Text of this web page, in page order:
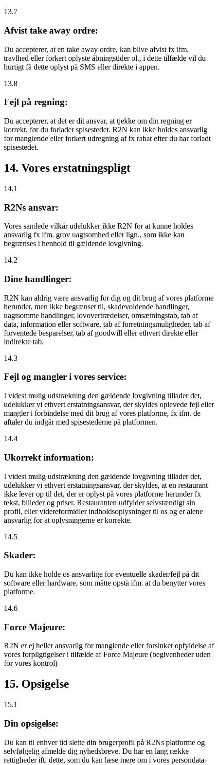
13.7
Afvist take away ordre:
Du accepterer, at en take away ordre, kan blive afvist fx ifm.
travlhed eller forkert oplyste åbningstider ol., i dette tilfælde vil du
hurtigt få dette oplyst på SMS eller direkte i appen.
13.8
Fejl på regning:
Du accepterer, at det er dit ansvar, at tjekke om din regning er
korrekt, førdu forlader spisestedet. R2N kan ikke holdes ansvarlig
for manglende eller forkert udregning af fx rabat efter du har forladt
spisestedet.
14. Vores erstatningspligt
14.1
R2Ns ansvar:
Vores samlede vilkår udelukker ikke R2N for at kunne holdes
ansvarlig fx ifm. grov uagtsomhed eller lign., som ikke kan
begrænses i henhold til gældende lovgivning.
14.2
Dine handlinger:
R2N kan aldrig være ansvarlig for dig og dit brug af vores platforme
herunder, men ikke begrænset til, skadevoldende handlinger,
uagtsomme handlinger, lovovertrædelser, omsætningstab, tab af
data, information eller software, tab af forretningsmuligheder, tab af
forventede besparelser, tab af goodwill eller ethvert direkte eller
indirekte tab.
14.3
Fejl og mangler i vores service:
I videst mulig udstrækning den gældende lovgivning tillader det,
udelukker vi ethvert erstatningsansvar, der skyldes oplevede fejl eller
mangler i forbindelse med dit brug af vores platforme, fx ifm. de
aftaler du indgår med spisestederne på platformen.
14.4
Ukorrekt information:
I videst mulig udstrækning den gældende lovgivning tillader det,
udelukker vi ethvert erstatningsansvar, der skyldes, at en restaurant
ikke lever op til det, der er oplyst på vores platforme herunder fx
tekst, billeder og priser. Restauranten udfylder selvstændigt sin
profil, eller videreformidler indholdsoplysninger til os og er alene
ansvarlig for at oplysningerne er korrekte.
14.5
Skader:
Du kan ikke holde os ansvarlige for eventuelle skader/fejl på dit
software eller hardware, som måtte opstå ifm. at du benytter vores
platforme.
14.6
Force Majeure:
R2N er ej heller ansvarlig for manglende eller forsinket opfyldelse af
vores forpligtigelser i tilfælde af Force Majeure (begivenheder uden
for vores kontrol)
15. Opsigelse
15.1
Din opsigelse:
Du kan til enhver tid slette din brugerprofil på R2Ns platforme og
selvfølgelig afmelde dig nyhedsbreve. Du har en lang række
rettigheder ift. dette, som du kan læse mere om i vores persondata-